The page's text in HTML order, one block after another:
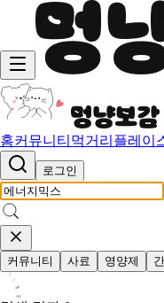
홈커뮤니티 먹거리 플레이
로그인
커뮤니티 사료 영양제